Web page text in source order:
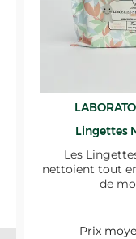
Lingettes
Les
nettoient tout
de
Prix